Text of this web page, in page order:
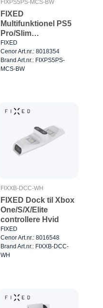
FIXPS5PS-MCS-BW
FIXED
Multifunktionel PS5
Pro/Slim
Dockingstation
FIXED
Cenor Art.nr.: 8018354
Brand Art.nr.: FIXPS5PS-
MCS-BW
FIXXB-DCC-WH
FIXED Dock til Xbox
One/S/X/Elite
controllere Hvid
FIXED
Cenor Art.nr.: 8016548
Brand Art.nr.: FIXXB-DCC-
WH